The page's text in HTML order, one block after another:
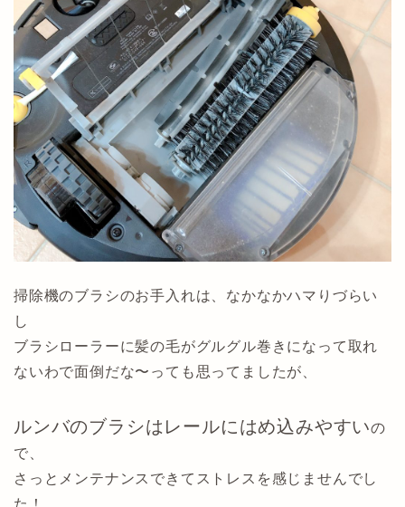
掃除機のブラシのお手入れは、なかなかハマりづらい
し
ブラシローラーに髪の毛がグルグル巻きになって取れ
ないわで面倒だな〜っても思ってましたが、
ルンバのブラシはレールにはめ込みやすいの
で、
さっとメンテナンスできてストレスを感じませんでし